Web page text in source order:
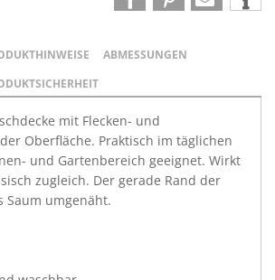
ABMESSUNGEN
mit Flecken- und
Oberfläche. Praktisch im täglichen
und Gartenbereich geeignet. Wirkt
zugleich. Der gerade Rand der
Saum umgenäht.